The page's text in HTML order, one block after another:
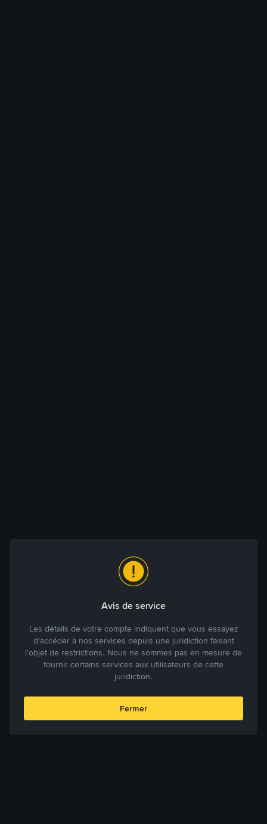
Avis de service
Les détails de votre compte indiquent que vous essayez
d’accéder à nos services depuis une juridiction faisant
l’objet de restrictions. Nous ne sommes pas en mesure de
fournir certains services aux utilisateurs de cette
juridiction.
Fermer